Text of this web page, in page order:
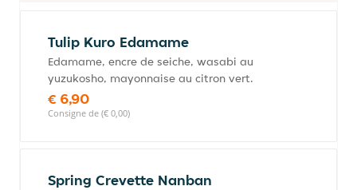
Tulip Kuro Edamame
Edamame, encre de seiche, wasabi au
yuzukosho, mayonnaise au citron vert.
€ 6,90
Consigne de (€ 0,00)
Spring Crevette Nanban